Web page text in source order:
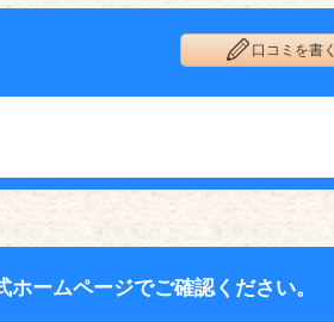
口コミを書く
ームページでご確認ください。